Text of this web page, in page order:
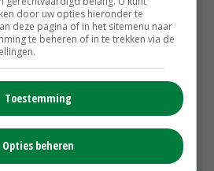
Pieter Winsemius,
Gea, de Friese Milieufederatie
Nederland. Met dit plan moet
van de grutto en andere
gekeerd. Insteek is het
van circa 1.000 hectare
hectare. Deze kerngebieden
voor de
omvang, zijn ook het
beheer en predatorenbeheer
door uw opties hieronder te
deze pagina of in het sitemenu naar
te beheren of in te trekken via de
Toestemming
Opties beheren